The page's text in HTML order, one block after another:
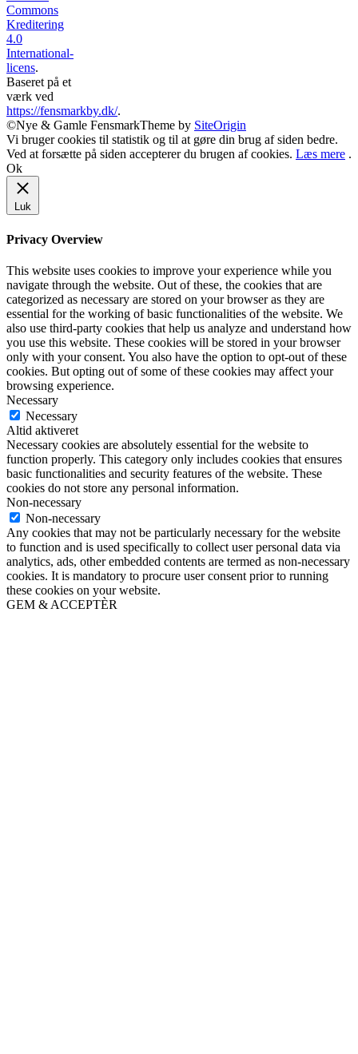
Commons
Kreditering
4.0
International-
licens.
Baseret på et
værk ved
https://fensmarkby.dk/.
©Nye & Gamle FensmarkTheme by SiteOrigin
Vi bruger cookies til statistik og til at gøre din brug af siden bedre.
Ved at forsætte på siden accepterer du brugen af cookies. Læs mere .
Ok
Luk
Privacy Overview
This website uses cookies to improve your experience while you
navigate through the website. Out of these, the cookies that are
categorized as necessary are stored on your browser as they are
essential for the working of basic functionalities of the website. We
also use third-party cookies that help us analyze and understand how
you use this website. These cookies will be stored in your browser
only with your consent. You also have the option to opt-out of these
cookies. But opting out of some of these cookies may affect your
browsing experience.
Necessary
Necessary
Altid aktiveret
Necessary cookies are absolutely essential for the website to
function properly. This category only includes cookies that ensures
basic functionalities and security features of the website. These
cookies do not store any personal information.
Non-necessary
Non-necessary
Any cookies that may not be particularly necessary for the website
to function and is used specifically to collect user personal data via
analytics, ads, other embedded contents are termed as non-necessary
cookies. It is mandatory to procure user consent prior to running
these cookies on your website.
GEM & ACCEPTÈR